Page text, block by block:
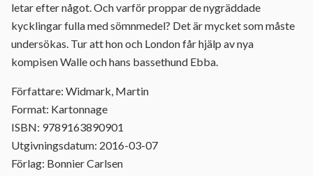
letar efter något. Och varför proppar de nygräddade
kycklingar fulla med sömnmedel? Det är mycket som måste
undersökas. Tur att hon och London får hjälp av nya
kompisen Walle och hans bassethund Ebba.
Författare: Widmark, Martin
Format: Kartonnage
ISBN: 9789163890901
Utgivningsdatum: 2016-03-07
Förlag: Bonnier Carlsen